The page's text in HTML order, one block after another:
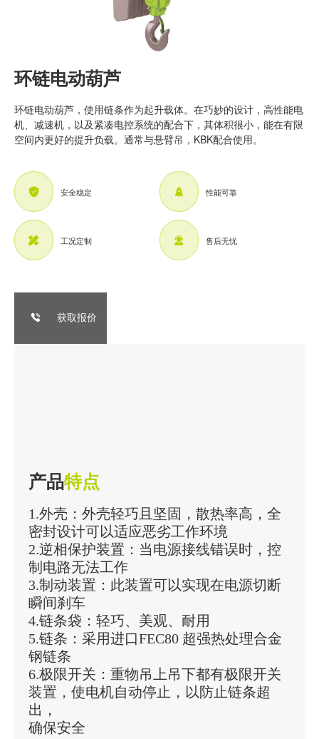
环链电动葫芦
环链电动葫芦，使用链条作为起升载体。在巧妙的设计，高性能电
机、减速机，以及紧凑电控系统的配合下，其体积很小，能在有限
空间内更好的提升负载。通常与悬臂吊，KBK配合使用。
安全稳定 性能可靠
工况定制 售后无忧
获取报价
产品特点
1.外壳：外壳轻巧且坚固，散热率高，全
密封设计可以适应恶劣工作环境
2.逆相保护装置：当电源接线错误时，控
制电路无法工作
3.制动装置：此装置可以实现在电源切断
瞬间刹车
4.链条袋：轻巧、美观、耐用
5.链条：采用进口FEC80 超强热处理合金
钢链条
6.极限开关：重物吊上吊下都有极限开关
装置，使电机自动停止，以防止链条超
出，
确保安全